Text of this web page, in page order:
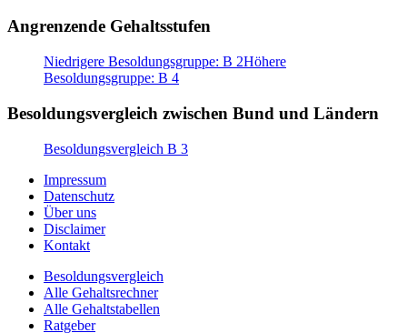
Angrenzende Gehaltsstufen
Niedrigere Besoldungsgruppe: B 2Höhere
Besoldungsgruppe: B 4
Besoldungsvergleich zwischen Bund und Ländern
Besoldungsvergleich B 3
Impressum
Datenschutz
Über uns
Disclaimer
Kontakt
Besoldungsvergleich
Alle Gehaltsrechner
Alle Gehaltstabellen
Ratgeber